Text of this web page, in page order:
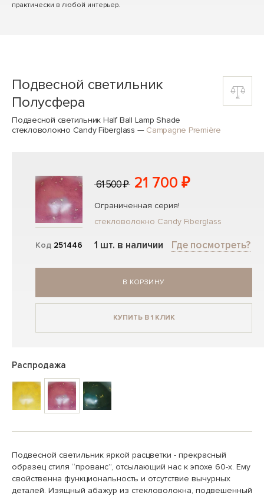
практически в любой интерьер.
Подвесной светильник
Полусфера
Подвесной светильник Half Ball Lamp Shade
стекловолокно Candy Fiberglass — Campagne Première
Код 251446
61 500 ₽ 21 700 ₽
Ограниченная серия!
стекловолокно Candy Fiberglass
1 шт. в наличии Где посмотреть?
В КОРЗИНУ
КУПИТЬ В 1 КЛИК
Распродажа
Подвесной светильник яркой расцветки - прекрасный
образец стиля “прованс”, отсылающий нас к эпохе 60-х. Ему
свойственна функциональность и отсутствие вычурных
деталей. Изящный абажур из стекловолокна, подвешенный